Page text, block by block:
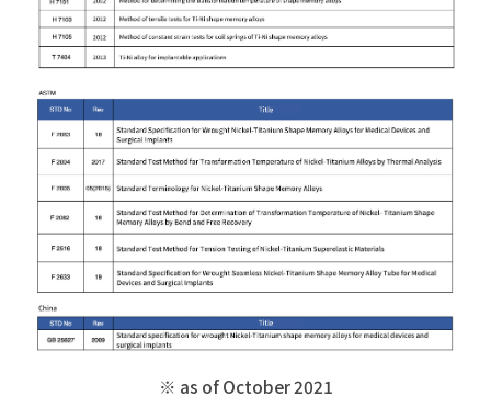
※ as of October 2021